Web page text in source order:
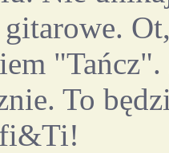
gitarowe.
To